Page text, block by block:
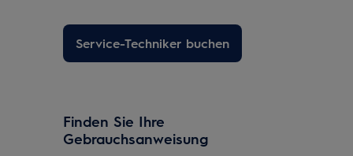
Service-Techniker buchen
Finden Sie Ihre
Gebrauchsanweisung